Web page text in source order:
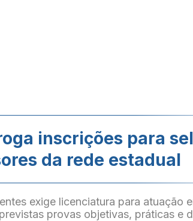
inscrições para
da rede estadual
exige licenciatura para atuação
provas objetivas, práticas e